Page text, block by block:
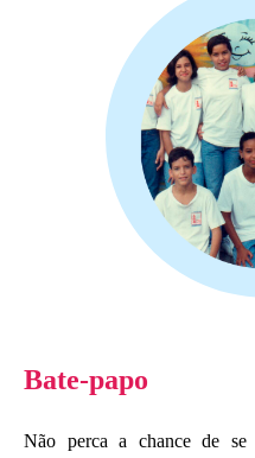
Bate-papo
Não perca a chance de se